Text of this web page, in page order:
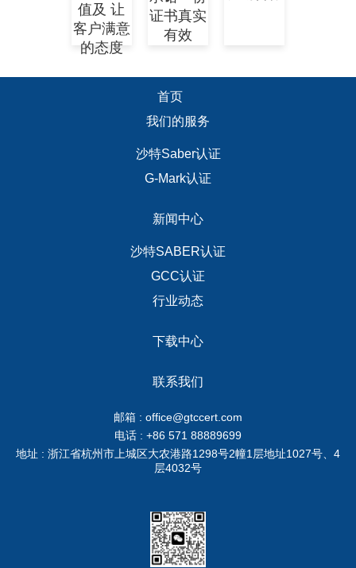
值及 让
客户满意
的态度
证书真实
有效
首页
我们的服务
沙特Saber认证
G-Mark认证
新闻中心
沙特SABER认证
GCC认证
行业动态
下载中心
联系我们
邮箱 : office@gtccert.com
电话 : +86 571 88889699
地址 : 浙江省杭州市上城区大农港路1298号2幢1层地址1027号、4
层4032号